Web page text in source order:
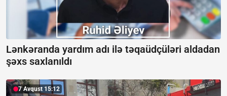
Lənkəranda yardım adı ilə təqaüdçüləri aldadan
şəxs saxlanıldı
7 Avqust 15:12